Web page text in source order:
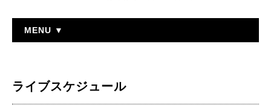
MENU ▼
ライブスケジュール